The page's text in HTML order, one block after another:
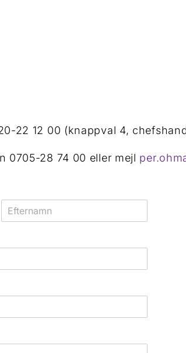
22 12 00 (knappval 4,
0705-28 74 00 eller mejl